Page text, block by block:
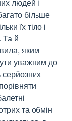
людей і
більше
їх тіло і
Та й
яким
уважним до
серйозних
та обмін